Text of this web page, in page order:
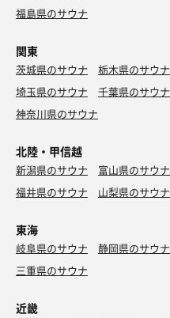
福島県のサウナ
関東
茨城県のサウナ 栃木県のサウナ
埼玉県のサウナ
千葉県のサウナ
神奈川県のサウナ
北陸・甲信越
新潟県のサウナ 富山県のサウナ
福井県のサウナ
山梨県のサウナ
東海
岐阜県のサウナ 静岡県のサウナ
三重県のサウナ
近畿